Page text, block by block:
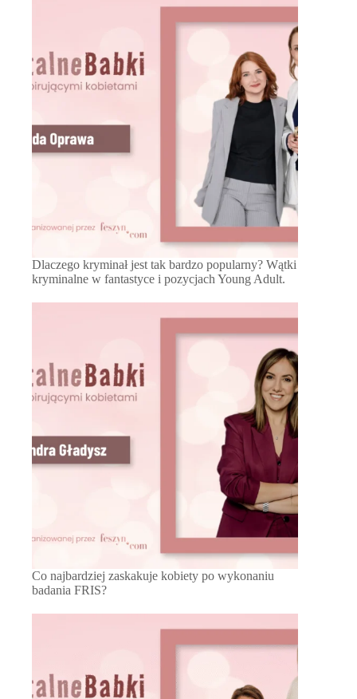
Dlaczego kryminał jest tak bardzo popularny? Wątki
kryminalne w fantastyce i pozycjach Young Adult.
Co najbardziej zaskakuje kobiety po wykonaniu
badania FRIS?